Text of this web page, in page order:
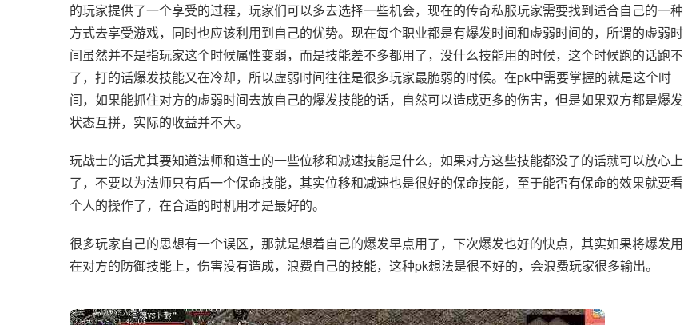
的玩家提供了一个享受的过程，玩家们可以多去选择一些机会，现在的传奇私服玩家需要找到适合自己的一种
方式去享受游戏，同时也应该利用到自己的优势。现在每个职业都是有爆发时间和虚弱时间的，所谓的虚弱时
间虽然并不是指玩家这个时候属性变弱，而是技能差不多都用了，没什么技能用的时候，这个时候跑的话跑不
了，打的话爆发技能又在冷却，所以虚弱时间往往是很多玩家最脆弱的时候。在pk中需要掌握的就是这个时
间，如果能抓住对方的虚弱时间去放自己的爆发技能的话，自然可以造成更多的伤害，但是如果双方都是爆发
状态互拼，实际的收益并不大。
玩战士的话尤其要知道法师和道士的一些位移和减速技能是什么，如果对方这些技能都没了的话就可以放心上
了，不要以为法师只有盾一个保命技能，其实位移和减速也是很好的保命技能，至于能否有保命的效果就要看
个人的操作了，在合适的时机用才是最好的。
很多玩家自己的思想有一个误区，那就是想着自己的爆发早点用了，下次爆发也好的快点，其实如果将爆发用
在对方的防御技能上，伤害没有造成，浪费自己的技能，这种pk想法是很不好的，会浪费玩家很多输出。